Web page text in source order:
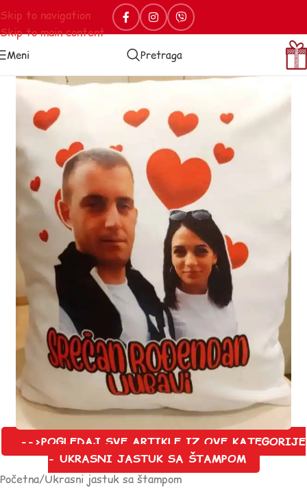
Skip to navigation
Skip to main content
Meni Pretraga
-->POGLEDAJ SVE ARTIKLE IZ OVE KATEGORIJE
- UKRASNI JASTUK SA ŠTAMPOM
Početna/Ukrasni jastuk sa štampom